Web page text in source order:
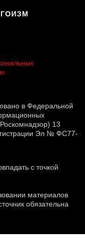
в Федеральной
13
Эл № ФС77-
с точкой
материалов
обязательна